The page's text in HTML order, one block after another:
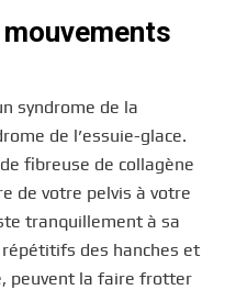
syndrome de la
de l’essuie-glace.
fibreuse de collagène
de votre pelvis à votre
tranquillement à sa
des hanches et
peuvent la faire frotter